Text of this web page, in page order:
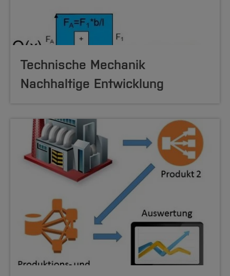
Technische Mechanik
Nachhaltige Entwicklung